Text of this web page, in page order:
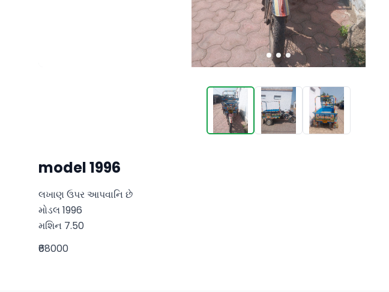
model 1996
લખાણ ઉપર આપવાનિ છે
મોડલ 1996
મશિન 7.50
₹68000